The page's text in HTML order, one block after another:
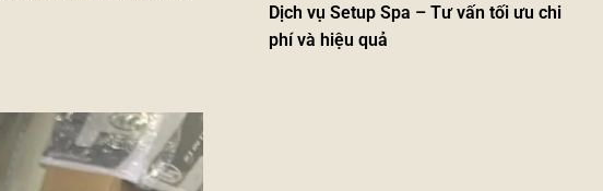
Dịch vụ Setup Spa – Tư vấn tối ưu chi
phí và hiệu quả